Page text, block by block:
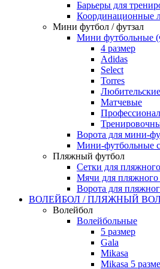
Барьеры для
Координационные
Мини футбол / футзал
Мини футбольные
4 размер
Adidas
Select
Torres
Любительские
Матчевые
Ворота для мини-
Мини-футбольные
Пляжный футбол
Сетки для
Мячи для пляжного
Ворота для
ВОЛЕЙБОЛ / ПЛЯЖНЫЙ
Волейбол
Волейбольные
5 размер
Gala
Mikasa
Mikasa 5